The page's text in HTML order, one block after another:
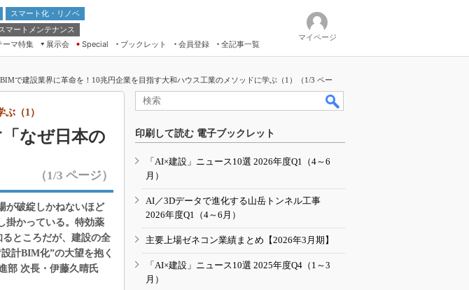
スマート化・リノベ
スマートメンテナンス
ーマ特集
展示会
－
Special ブックレット 会員登録 全記事一覧
マイページ
で建設業界に革命を！10兆円企業を目指す大和ハウス工業のメソッドに学ぶ（1）（1/3 ペー
なぜ日本の
（1）
（1/3 ページ）
が破綻しかねないほど
掛かっている。特効薬
ところだが、建設の全
計BIM化”の大望を抱く
部 次長・伊藤久晴氏
印刷して読む 電子ブックレット
「AI×建設」ニュース10選 2026年度Q1（4～6
月）
AI／3Dデータで進化する山岳トンネル工事
2026年度Q1（4～6月）
主要上場ゼネコン業績まとめ【2026年3月期】
「AI×建設」ニュース10選 2025年度Q4（1～3
月）